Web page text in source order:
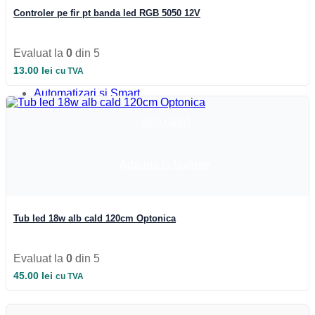
Iluminat Industrial
Iluminat Industrial
Iluminat Expozitii
Automatizari si Smart
Controler pe fir pt banda led RGB 5050 12V
Evaluat la 0 din 5
13.00 lei cu TVA
Tub led 18w alb cald 120cm Optonica
Evaluat la 0 din 5
45.00 lei cu TVA